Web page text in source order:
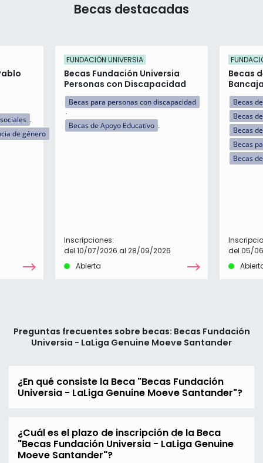
Becas destacadas
de género
FUNDACIÓN UNIVERSIA
Becas Fundación Universia
Personas con Discapacidad
Becas para personas con discapacidad
Becas de Apoyo Educativo
Inscripciones:
del 10/07/2026 al 28/09/2026
Abierta
Becas
Becas
Becas
Becas
Becas
Becas
del 05/
Preguntas frecuentes sobre becas: Becas Fundación
Universia - LaLiga Genuine Moeve Santander
¿En qué consiste la Beca "Becas Fundación
Universia - LaLiga Genuine Moeve Santander"?
¿Cuál es el plazo de inscripción de la Beca
"Becas Fundación Universia - LaLiga Genuine
Moeve Santander"?